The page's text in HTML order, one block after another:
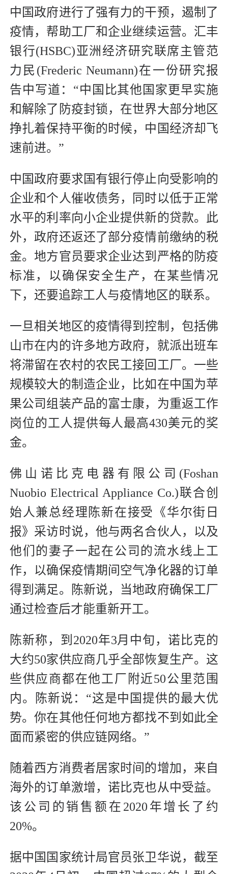
中国政府进行了强有力的干预，遏制了
疫情，帮助工厂和企业继续运营。汇丰
银行(HSBC)亚洲经济研究联席主管范
力民(Frederic Neumann)在一份研究报
告中写道：“中国比其他国家更早实施
和解除了防疫封锁，在世界大部分地区
挣扎着保持平衡的时候，中国经济却飞
速前进。”
中国政府要求国有银行停止向受影响的
企业和个人催收债务，同时以低于正常
水平的利率向小企业提供新的贷款。此
外，政府还返还了部分疫情前缴纳的税
金。地方官员要求企业达到严格的防疫
标准，以确保安全生产，在某些情况
下，还要追踪工人与疫情地区的联系。
一旦相关地区的疫情得到控制，包括佛
山市在内的许多地方政府，就派出班车
将滞留在农村的农民工接回工厂。一些
规模较大的制造企业，比如在中国为苹
果公司组装产品的富士康，为重返工作
岗位的工人提供每人最高430美元的奖
金。
佛山诺比克电器有限公司(Foshan
Nuobio Electrical Appliance Co.)联合创
始人兼总经理陈新在接受《华尔街日
报》采访时说，他与两名合伙人，以及
他们的妻子一起在公司的流水线上工
作，以确保疫情期间空气净化器的订单
得到满足。陈新说，当地政府确保工厂
通过检查后才能重新开工。
陈新称，到2020年3月中旬，诺比克的
大约50家供应商几乎全部恢复生产。这
些供应商都在他工厂附近50公里范围
内。陈新说：“这是中国提供的最大优
势。你在其他任何地方都找不到如此全
面而紧密的供应链网络。”
随着西方消费者居家时间的增加，来自
海外的订单激增，诺比克也从中受益。
该公司的销售额在2020年增长了约
20%。
据中国国家统计局官员张卫华说，截至